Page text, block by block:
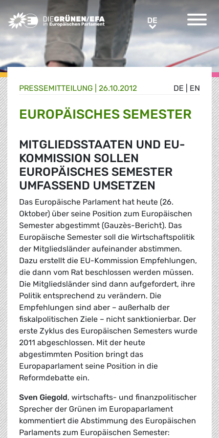
Greens/EFA Home DEDE
DE EN
PRESSE­MITTEILUNG 26.10.2012
EUROPÄISCHES SEMESTER
MITGLIEDSSTAATEN UND EU-
KOMMISSION SOLLEN
EUROPÄISCHES SEMESTER
UMFASSEND UMSETZEN
Das Europäische Parlament hat heute (26.
Oktober) über seine Position zum Europäischen
Semester abgestimmt (Gauzès-Bericht). Das
Europäische Semester soll die Wirtschaftspolitik
der Mitgliedsländer aufeinander abstimmen.
Dazu erstellt die EU-Kommission Empfehlungen,
die dann vom Rat beschlossen werden müssen.
Die Mitgliedsländer sind dann aufgefordert, ihre
Politik entsprechend zu verändern. Die
Empfehlungen sind aber – außerhalb der
fiskalpolitischen Ziele – nicht sanktionierbar. Der
erste Zyklus des Europäischen Semesters wurde
2011 abgeschlossen. Mit der heute
abgestimmten Position bringt das
Europaparlament seine Position in die
Reformdebatte ein.
Sven Giegold, wirtschafts- und finanzpolitischer
Sprecher der Grünen im Europaparlament
kommentiert die Abstimmung des Europäischen
Parlaments zum Europäischen Semester: